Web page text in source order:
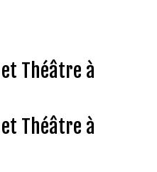
Théâtre à
Théâtre à